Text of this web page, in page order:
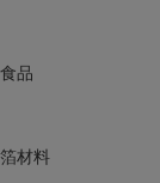
食品
箔材料